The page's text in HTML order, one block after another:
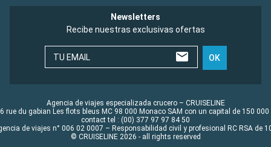
Newsletters
Recibe nuestras exclusivas ofertas
TU EMAIL OK
Agencia de viajes especializada crucero – CRUISELINE
rue du gabian Les flots bleus MC 98 000 Monaco SAM con un capital de 150 000
contact tel : (00) 377 97 97 84 50
de viajes n° 006 02 0007 – Responsabilidad civil y profesional RC RSA de
© CRUISELINE 2026 - all rights reserved